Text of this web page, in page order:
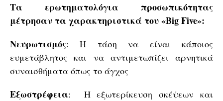
Τα ερωτηματολόγια προσωπικότητας
μέτρησαν τα χαρακτηριστικά του «Big Five»:
Νευρωτισμός: Η τάση να είναι κάποιος
ευμετάβλητος και να αντιμετωπίζει αρνητικά
συναισθήματα όπως το άγχος
Εξωστρέφεια: Η εξωτερίκευση σκέψεων και